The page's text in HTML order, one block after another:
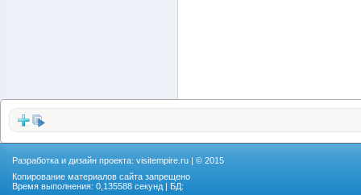
Разработка и дизайн проекта: visitempire.ru | © 2015
Копирование материалов сайта запрещено
Время выполнения: 0,135588 секунд | БД: